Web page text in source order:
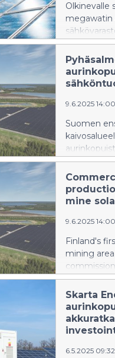
Olkinevalle
megawatin
tasaamaan
tuotannon
9.6.2025
Suomen
Solarigo
mine
9.6.2025
Finland's
mining
production
The solar
Skarta
Oy. The
mine's
Skarta
6.5.2025